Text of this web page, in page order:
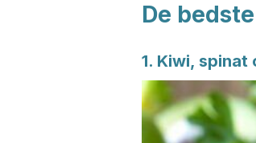
De
1. Kiwi,